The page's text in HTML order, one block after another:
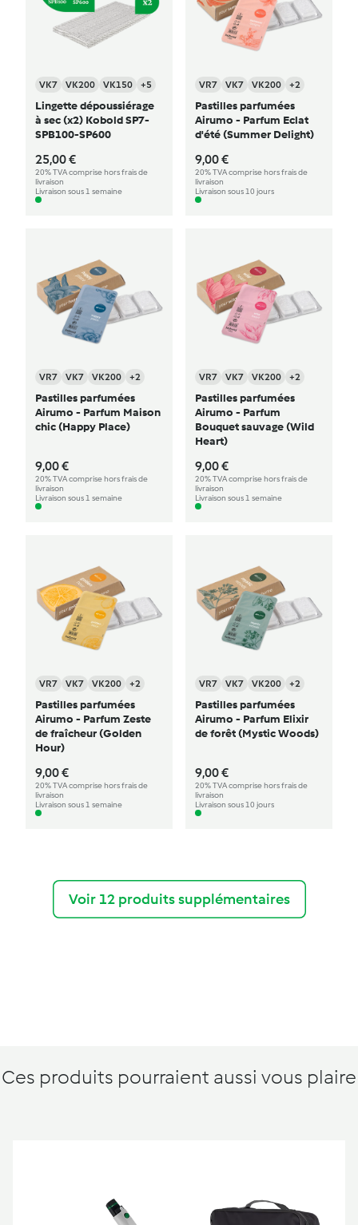
VK7 VK200 VK150 +5
Lingette dépoussiérage
à sec (x2) Kobold SP7-
SPB100-SP600
25,00 €
20% TVA comprise hors frais de
livraison
Livraison sous 1 semaine
VR7 VK7 VK200 +2
Pastilles parfumées
Airumo - Parfum Eclat
d'été (Summer Delight)
9,00 €
20% TVA comprise hors frais de
livraison
Livraison sous 10 jours
VR7 VK7 VK200 +2
Pastilles parfumées
Airumo - Parfum Maison
chic (Happy Place)
9,00 €
20% TVA comprise hors frais de
livraison
Livraison sous 1 semaine
VR7 VK7 VK200 +2
Pastilles parfumées
Airumo - Parfum
Bouquet sauvage (Wild
Heart)
9,00 €
20% TVA comprise hors frais de
livraison
Livraison sous 1 semaine
VR7 VK7 VK200 +2
Pastilles parfumées
Airumo - Parfum Zeste
de fraîcheur (Golden
Hour)
9,00 €
20% TVA comprise hors frais de
livraison
Livraison sous 1 semaine
VR7 VK7 VK200 +2
Pastilles parfumées
Airumo - Parfum Elixir
de forêt (Mystic Woods)
9,00 €
20% TVA comprise hors frais de
livraison
Livraison sous 10 jours
Voir 12 produits supplémentaires
Ces produits pourraient aussi vous plaire